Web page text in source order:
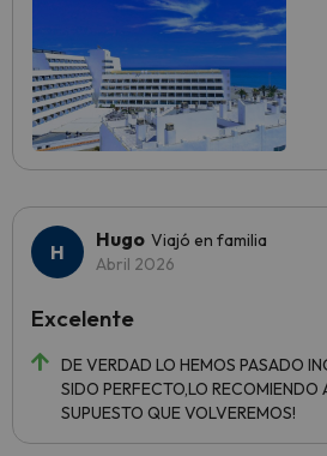
Hugo Viajó en familia
Abril 2026
DE VERDAD LO HEMOS PASADO
SIDO PERFECTO,LO RECOMIENDO
SUPUESTO QUE VOLVEREMOS!
Excelente